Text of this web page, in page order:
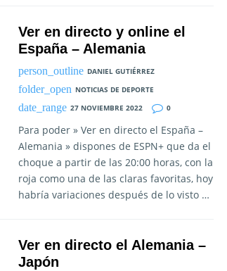
Ver en directo y online el
España – Alemania
DANIEL GUTIÉRREZ
NOTICIAS DE DEPORTE
27 NOVIEMBRE 2022
0
Para poder » Ver en directo el España –
Alemania » dispones de ESPN+ que da el
choque a partir de las 20:00 horas, con la
roja como una de las claras favoritas, hoy
habría variaciones después de lo visto …
Ver en directo el Alemania –
Japón